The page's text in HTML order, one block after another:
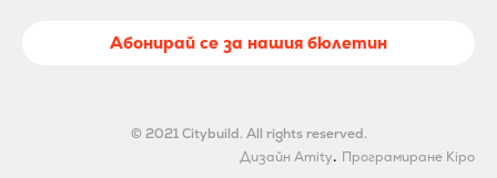
Абонирай се за нашия бюлетин
© 2021 Citybuild. All rights reserved.
Дизайн Amity. Програмиране Kipo